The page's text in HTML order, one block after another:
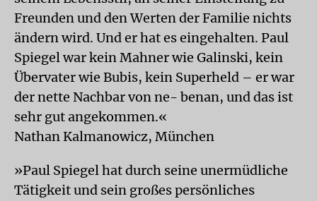
Freunden und den Werten der Familie nichts
ändern wird. Und er hat es eingehalten. Paul
Spiegel war kein Mahner wie Galinski, kein
Übervater wie Bubis, kein Superheld – er war
der nette Nachbar von ne- benan, und das ist
sehr gut angekommen.«
Nathan Kalmanowicz, München
»Paul Spiegel hat durch seine unermüdliche
Tätigkeit und sein großes persönliches